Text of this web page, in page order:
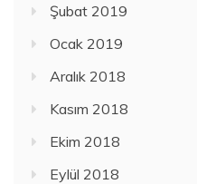
Şubat 2019
Ocak 2019
Aralık 2018
Kasım 2018
Ekim 2018
Eylül 2018